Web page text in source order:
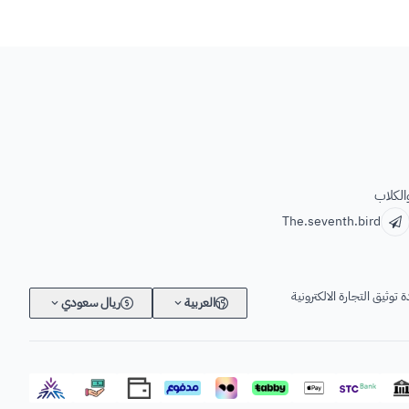
The.seventh.bird
توثيق التجارة الالكترونية العربية ريال سعودي